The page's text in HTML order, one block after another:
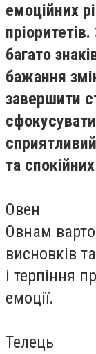
емоційних
багато
бажання
завершити
та
Овен
Овнам
висновків
і терпіння
емоції.
Телець